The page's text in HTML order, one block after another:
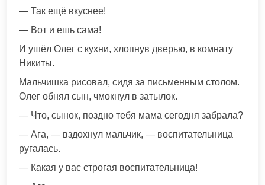
— Так ещё вкуснее!
— Вот и ешь сама!
И ушёл Олег с кухни, хлопнув дверью, в комнату
Никиты.
Мальчишка рисовал, сидя за письменным столом.
Олег обнял сын, чмокнул в затылок.
— Что, сынок, поздно тебя мама сегодня забрала?
— Ага, — вздохнул мальчик, — воспитательница
ругалась.
— Какая у вас строгая воспитательница!